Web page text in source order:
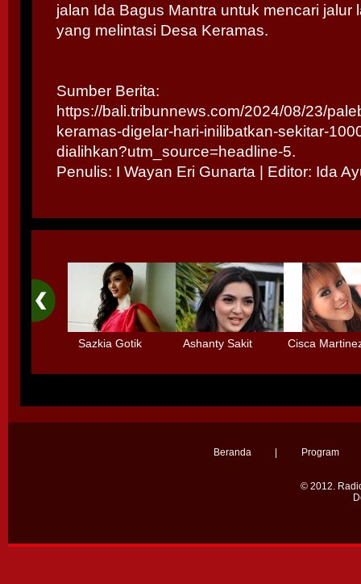
jalan Ida Bagus Mantra untuk mencari jalur
yang melintasi Desa Keramas.
Sumber Berita:
https://bali.tribunnews.com/2024/08/23/
keramas-digelar-hari-inilibatkan-sekitar-
dialihkan?utm_source=headline-5.
Penulis: I Wayan Eri Gunarta | Editor: Ida
Sazkia Gotik
Sinetron
Ashanty Sakit
Otak karena
Cisca
Tidak mau
Beranda Program
© 2012.